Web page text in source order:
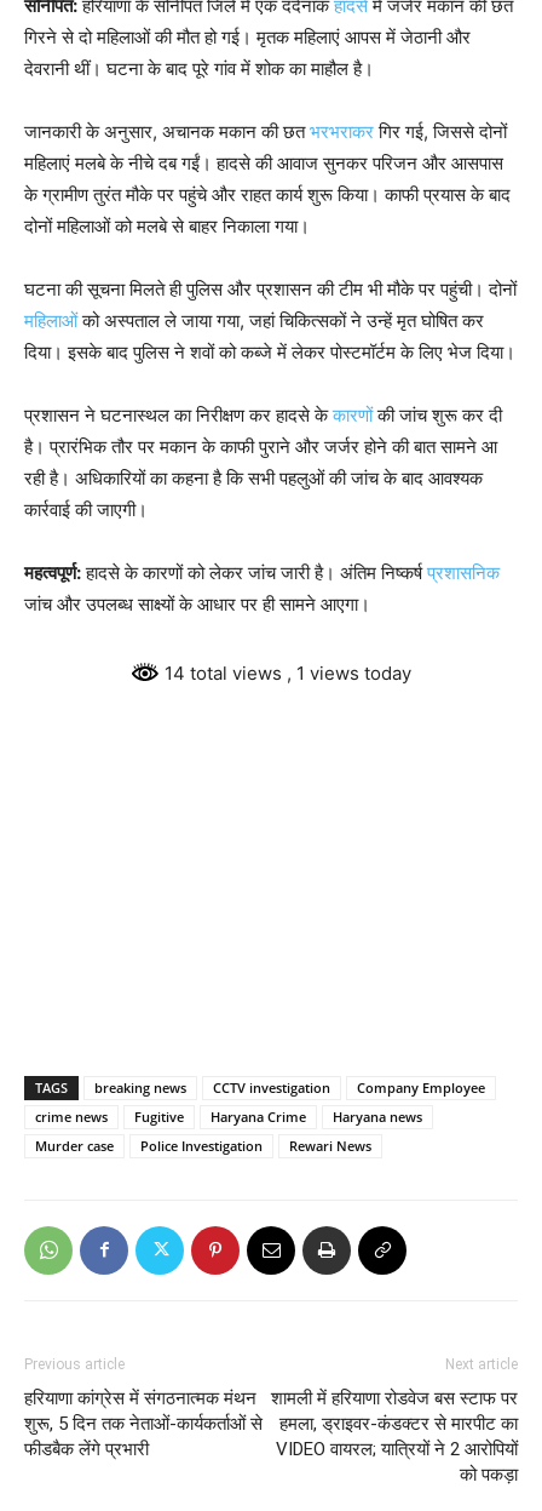
सोनीपत:हरियाणा के सोनीपत जिले में एक दर्दनाकहादसेमें जर्जर मकान की छत
गिरने से दो महिलाओं की मौत हो गई। मृतक महिलाएं आपस में जेठानी और
देवरानी थीं। घटना के बाद पूरे गांव में शोक का माहौल है।
जानकारी के अनुसार, अचानक मकान की छतभरभराकरगिर गई, जिससे दोनों
महिलाएं मलबे के नीचे दब गईं। हादसे की आवाज सुनकर परिजन और आसपास
के ग्रामीण तुरंत मौके पर पहुंचे और राहत कार्य शुरू किया। काफी प्रयास के बाद
दोनों महिलाओं को मलबे से बाहर निकाला गया।
घटना की सूचना मिलते ही पुलिस और प्रशासन की टीम भी मौके पर पहुंची। दोनों
महिलाओंको अस्पताल ले जाया गया, जहां चिकित्सकों ने उन्हें मृत घोषित कर
दिया। इसके बाद पुलिस ने शवों को कब्जे में लेकर पोस्टमॉर्टम के लिए भेज दिया।
प्रशासन ने घटनास्थल का निरीक्षण कर हादसे केकारणोंकी जांच शुरू कर दी
है। प्रारंभिक तौर पर मकान के काफी पुराने और जर्जर होने की बात सामने आ
रही है। अधिकारियों का कहना है कि सभी पहलुओं की जांच के बाद आवश्यक
कार्रवाई की जाएगी।
महत्वपूर्ण:हादसे के कारणों को लेकर जांच जारी है। अंतिम निष्कर्षप्रशासनिक
जांच और उपलब्ध साक्ष्यों के आधार पर ही सामने आएगा।
14 total views , 1 views today
TAGS breaking news CCTV investigation
Company Employee
crime news
Fugitive Haryana Crime
Haryana news
Murder case
Police Investigation Rewari News
Previous article
हरियाणा कांग्रेस में संगठनात्मक मंथन
शुरू, 5 दिन तक नेताओं-कार्यकर्ताओं से
फीडबैक लेंगे प्रभारी
Next article
शामली में हरियाणा रोडवेज बस स्टाफ पर
हमला, ड्राइवर-कंडक्टर से मारपीट का
VIDEO वायरल; यात्रियों ने 2 आरोपियों
को पकड़ा